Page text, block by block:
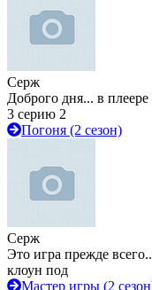
Серж
Доброго дня... в
3 серию 2
Погоня (2 сезон)
Серж
Это игра прежде
клоун под
Мастер игры (2